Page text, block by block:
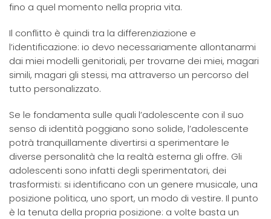
fino a quel momento nella propria vita.
Il conflitto è quindi tra la differenziazione e
l’identificazione: io devo necessariamente allontanarmi
dai miei modelli genitoriali, per trovarne dei miei, magari
simili, magari gli stessi, ma attraverso un percorso del
tutto personalizzato.
Se le fondamenta sulle quali l’adolescente con il suo
senso di identità poggiano sono solide, l’adolescente
potrà tranquillamente divertirsi a sperimentare le
diverse personalità che la realtà esterna gli offre. Gli
adolescenti sono infatti degli sperimentatori, dei
trasformisti: si identificano con un genere musicale, una
posizione politica, uno sport, un modo di vestire. Il punto
è la tenuta della propria posizione: a volte basta un